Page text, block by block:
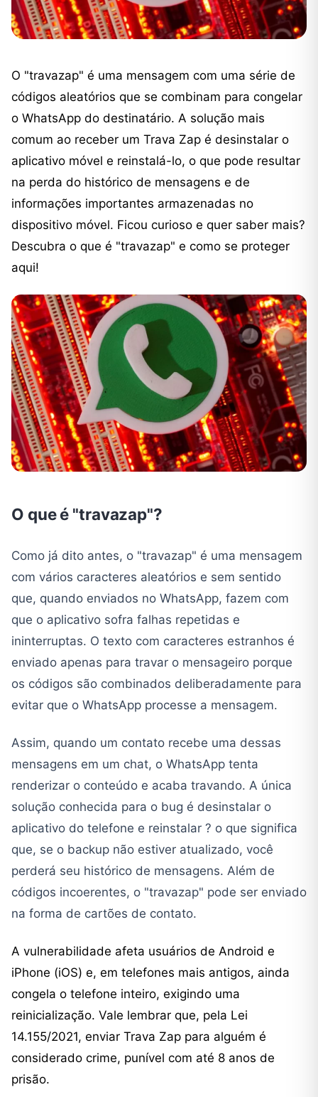
O "travazap" é uma mensagem com uma série de
códigos aleatórios que se combinam para congelar
o WhatsApp do destinatário. A solução mais
comum ao receber um Trava Zap é desinstalar o
aplicativo móvel e reinstalá-lo, o que pode resultar
na perda do histórico de mensagens e de
informações importantes armazenadas no
dispositivo móvel. Ficou curioso e quer saber mais?
Descubra o que é "travazap" e como se proteger
aqui!
O que é "travazap"?
Como já dito antes, o "travazap" é uma mensagem
com vários caracteres aleatórios e sem sentido
que, quando enviados no WhatsApp, fazem com
que o aplicativo sofra falhas repetidas e
ininterruptas. O texto com caracteres estranhos é
enviado apenas para travar o mensageiro porque
os códigos são combinados deliberadamente para
evitar que o WhatsApp processe a mensagem.
Assim, quando um contato recebe uma dessas
mensagens em um chat, o WhatsApp tenta
renderizar o conteúdo e acaba travando. A única
solução conhecida para o bug é desinstalar o
aplicativo do telefone e reinstalar ? o que significa
que, se o backup não estiver atualizado, você
perderá seu histórico de mensagens. Além de
códigos incoerentes, o "travazap" pode ser enviado
na forma de cartões de contato.
A vulnerabilidade afeta usuários de Android e
iPhone (iOS) e, em telefones mais antigos, ainda
congela o telefone inteiro, exigindo uma
reinicialização. Vale lembrar que, pela Lei
14.155/2021, enviar Trava Zap para alguém é
considerado crime, punível com até 8 anos de
prisão.